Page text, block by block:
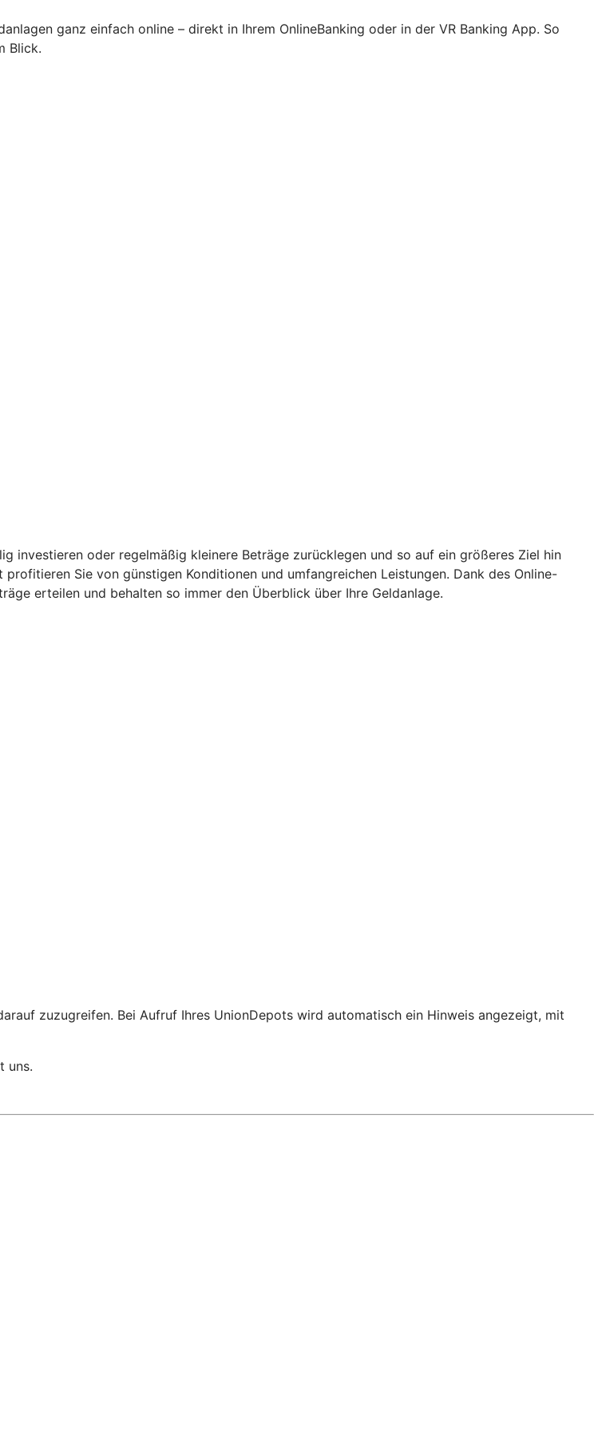
ganz einfach online – direkt in Ihrem OnlineBanking oder in der VR Banking App. So
Blick.
investieren oder regelmäßig kleinere Beträge zurücklegen und so auf ein größeres Ziel hin
Sie von günstigen Konditionen und umfangreichen Leistungen. Dank des Online-
erteilen und behalten so immer den Überblick über Ihre Geldanlage.
zuzugreifen. Bei Aufruf Ihres UnionDepots wird automatisch ein Hinweis angezeigt, mit
uns.